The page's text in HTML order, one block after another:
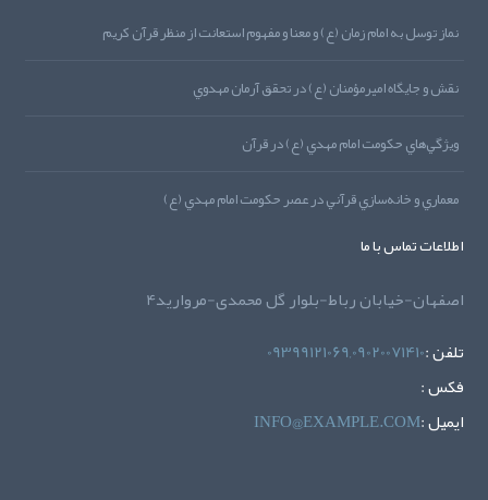
نماز توسل به امام زمان (ع) و معنا و مفهوم استعانت از منظر قرآن کريم
نقش و جايگاه اميرمؤمنان (ع) در تحقق آرمان مهدوي
ويژگي‌هاي حکومت امام مهدي (ع) در قرآن
معماري و خانه‌سازي قرآني در عصر حکومت امام مهدي (ع)
اطلاعات تماس با ما
اصفهان-خیابان رباط-بلوار گل محمدی-مروارید4
تلفن :09399121069,09020071410
فکس :
ايميل :INFO@EXAMPLE.COM